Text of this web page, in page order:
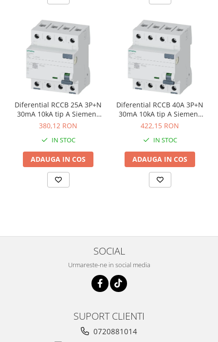
Diferential RCCB 25A 3P+N
30mA 10kA tip A Siemens
5SV3342-6
380,12 RON
IN STOC
ADAUGA IN COS
Diferential RCCB 40A 3P+N
30mA 10kA tip A Siemens
5SV3344-6
422,15 RON
IN STOC
ADAUGA IN COS
SOCIAL
Urmareste-ne in social media
SUPORT CLIENTI
0720881014